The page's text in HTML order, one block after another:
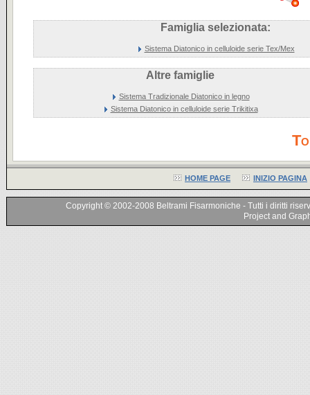
Famiglia selezionata:
Sistema Diatonico in celluloide serie Tex/Mex
Altre famiglie
Sistema Tradizionale Diatonico in legno
Sistema Diatonico in celluloide serie Trikitixa
HOME PAGE INIZIO PAGINA
Copyright © 2002-2008 Beltrami Fisarmoniche - Tutti i diritti
Project and